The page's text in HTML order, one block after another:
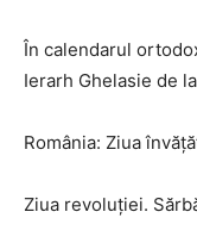
În calendarul
Ierarh Ghelasie de
România: Ziua
Ziua revoluției.